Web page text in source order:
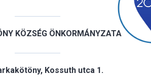
KÖZSÉG ÖNKORMÁNYZATA
Kossuth utca 1.